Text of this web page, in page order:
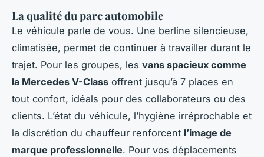
La qualité du parc automobile
Le véhicule parle de vous. Une berline silencieuse,
climatisée, permet de continuer à travailler durant le
trajet. Pour les groupes, les vans spacieux comme
la Mercedes V-Class offrent jusqu’à 7 places en
tout confort, idéals pour des collaborateurs ou des
clients. L’état du véhicule, l’hygiène irréprochable et
la discrétion du chauffeur renforcent l’image de
marque professionnelle. Pour vos déplacements